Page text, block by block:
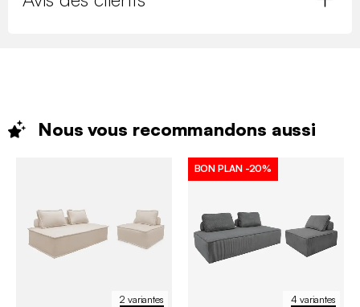
Nous vous recommandons aussi
2 variantes 4 variantes
BON PLAN -20%